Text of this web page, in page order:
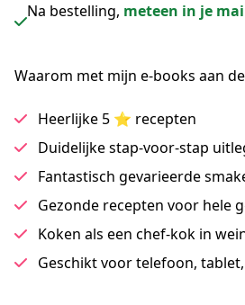
Na bestelling, meteen in je
Waarom met mijn e-books aan
Heerlijke 5 ⭐ recepten
Duidelijke stap-voor-stap
Fantastisch gevarieerde
Gezonde recepten voor hele
Koken als een chef-kok in
Geschikt voor telefoon,